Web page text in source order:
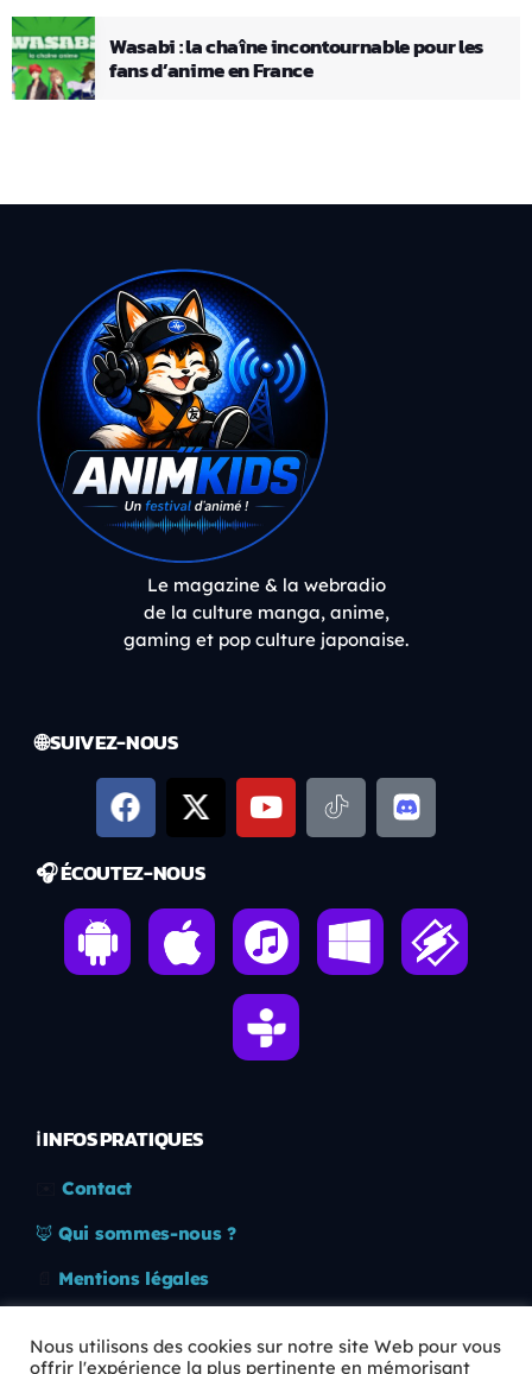
Wasabi : la chaîne incontournable pour les
fans d’anime en France
Le magazine & la webradio
de la culture manga, anime,
gaming et pop culture japonaise.
🌐 SUIVEZ-NOUS
🎧 ÉCOUTEZ-NOUS
ℹ️ INFOS PRATIQUES
Contact
🦊 Qui sommes-nous ?
Mentions légales
🛡️ RGPD
Nous utilisons des cookies sur notre site Web pour vous
offrir l'expérience la plus pertinente en mémorisant